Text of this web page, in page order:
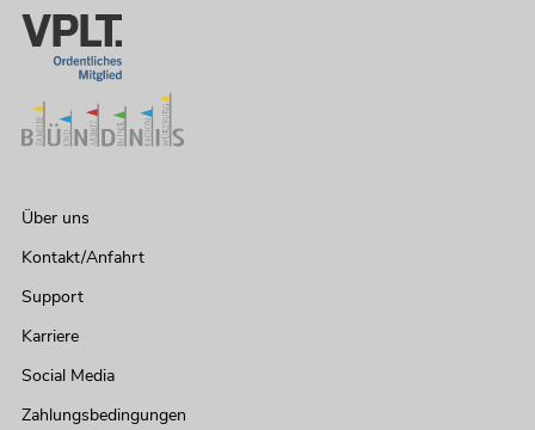
Über uns
Kontakt/Anfahrt
Support
Karriere
Social Media
Zahlungsbedingungen